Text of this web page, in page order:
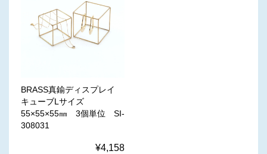
BRASS真鍮ディスプレイ
キューブLサイズ
55×55×55㎜ 3個単位 SI-
308031
¥4,158